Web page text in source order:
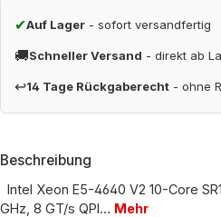
✔Auf Lager - sofort versandfertig
🚚Schneller Versand - direkt ab
↩14 Tage Rückgaberecht - ohne
Beschreibung
Intel Xeon E5-4640 V2 10-Core
GHz, 8 GT/s QPI… Mehr